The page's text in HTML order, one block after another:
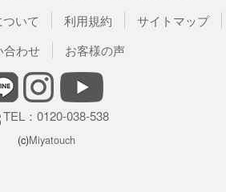
いて
利用規約
サイトマップ
合わせ
お客様の声
TEL：0120-038-538
(c)Miyatouch